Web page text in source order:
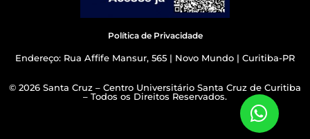
Política de Privacidade
Endereço: Rua Affife Mansur, 565 | Novo Mundo | Curitiba-PR
© 2026 Santa Cruz – Centro Universitário Santa Cruz de Curitiba
– Todos os Direitos Reservados.